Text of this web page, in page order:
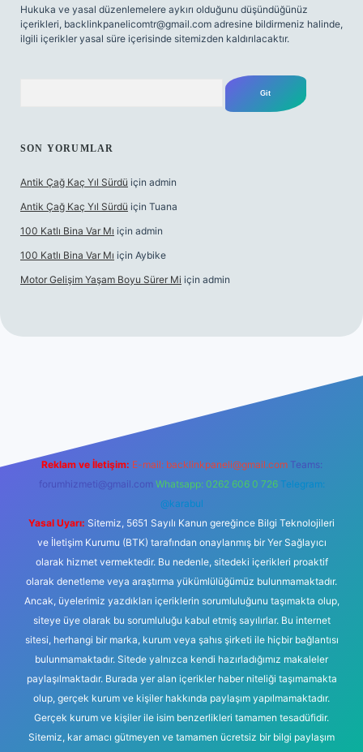
Hukuka ve yasal düzenlemelere aykırı olduğunu düşündüğünüz
içerikleri, backlinkpanelicomtr@gmail.com adresine bildirmeniz halinde,
ilgili içerikler yasal süre içerisinde sitemizden kaldırılacaktır.
SON YORUMLAR
Antik Çağ Kaç Yıl Sürdü için admin
Antik Çağ Kaç Yıl Sürdü için Tuana
100 Katlı Bina Var Mı için admin
100 Katlı Bina Var Mı için Aybike
Motor Gelişim Yaşam Boyu Sürer Mi için admin
Reklam ve İletişim: E-mail: backlinkpaneli@gmail.com Teams:
forumhizmeti@gmail.com Whatsapp: 0262 606 0 726 Telegram:
@karabul
Yasal Uyarı: Sitemiz, 5651 Sayılı Kanun gereğince Bilgi Teknolojileri
ve İletişim Kurumu (BTK) tarafından onaylanmış bir Yer Sağlayıcı
olarak hizmet vermektedir. Bu nedenle, sitedeki içerikleri proaktif
olarak denetleme veya araştırma yükümlülüğümüz bulunmamaktadır.
Ancak, üyelerimiz yazdıkları içeriklerin sorumluluğunu taşımakta olup,
siteye üye olarak bu sorumluluğu kabul etmiş sayılırlar. Bu internet
sitesi, herhangi bir marka, kurum veya şahıs şirketi ile hiçbir bağlantısı
bulunmamaktadır. Sitede yalnızca kendi hazırladığımız makaleler
paylaşılmaktadır. Burada yer alan içerikler haber niteliği taşımamakta
olup, gerçek kurum ve kişiler hakkında paylaşım yapılmamaktadır.
Gerçek kurum ve kişiler ile isim benzerlikleri tamamen tesadüfidir.
Sitemiz, kar amacı gütmeyen ve tamamen ücretsiz bir bilgi paylaşım